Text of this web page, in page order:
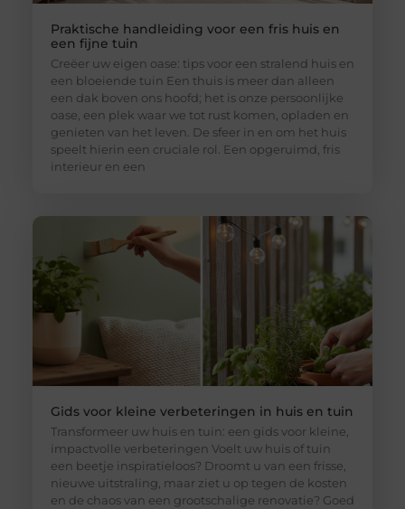
Praktische handleiding voor een fris huis en
een fijne tuin
Creëer uw eigen oase: tips voor een stralend huis en
een bloeiende tuin Een thuis is meer dan alleen
een dak boven ons hoofd; het is onze persoonlijke
oase, een plek waar we tot rust komen, opladen en
genieten van het leven. De sfeer in en om het huis
speelt hierin een cruciale rol. Een opgeruimd, fris
interieur en een
Gids voor kleine verbeteringen in huis en tuin
Transformeer uw huis en tuin: een gids voor kleine,
impactvolle verbeteringen Voelt uw huis of tuin
een beetje inspiratieloos? Droomt u van een frisse,
nieuwe uitstraling, maar ziet u op tegen de kosten
en de chaos van een grootschalige renovatie? Goed